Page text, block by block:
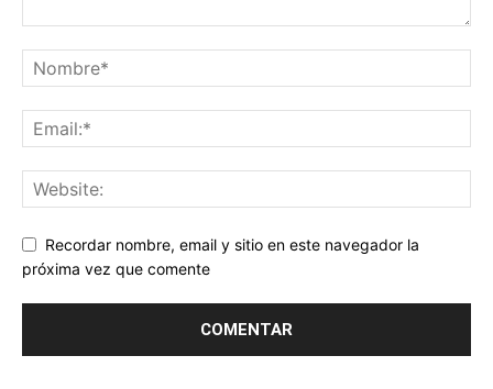
Recordar nombre, email y sitio en este navegador la
próxima vez que comente